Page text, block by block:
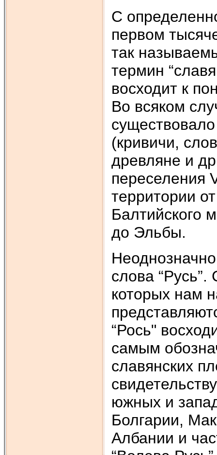
С
первом
так
термин
восходит к
Во всяком
(кривичи,
древляне и
переселения
территории
Балтийского
до Эльбы.
слова
которых нам
“Рось"
самым
славянских
южных и
Болгарии,
Албании и